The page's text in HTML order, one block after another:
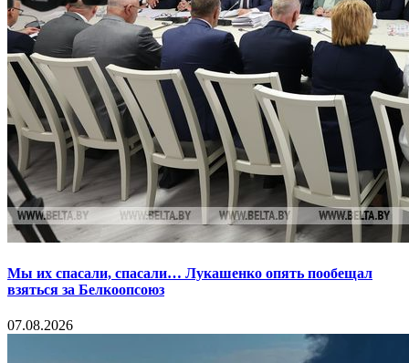
Мы их спасали, спасали… Лукашенко опять пообещал
взяться за Белкоопсоюз
07.08.2026